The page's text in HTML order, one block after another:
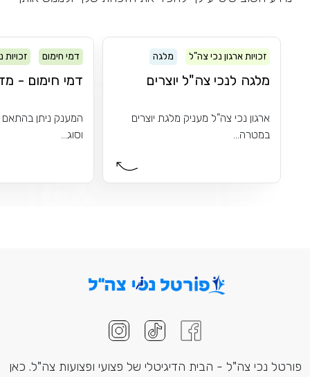
זכויות ארגון נכי צה"ל מלגה
מלגה לנכי צה"ל יוצרים
ארגון נכי צה"ל מעניק מלגת יוצרים
במטרה...
דמי חימום
דמי חימום -
המענק ניתן בהתאם
וסוג...
פורטל נכי צה"ל - הבית הדיגיטלי של פצועי ופצועות צה"ל. כאן